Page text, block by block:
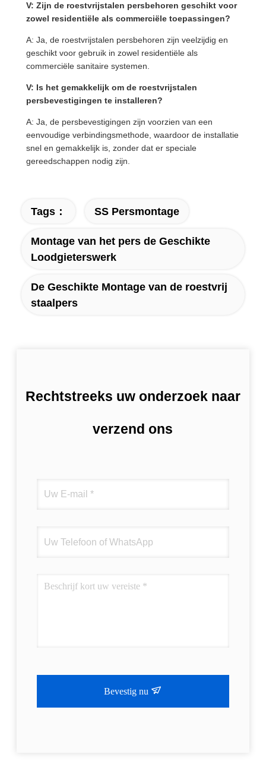
V: Zijn de roestvrijstalen persbehoren geschikt voor
zowel residentiële als commerciële toepassingen?
A: Ja, de roestvrijstalen persbehoren zijn veelzijdig en
geschikt voor gebruik in zowel residentiële als
commerciële sanitaire systemen.
V: Is het gemakkelijk om de roestvrijstalen
persbevestigingen te installeren?
A: Ja, de persbevestigingen zijn voorzien van een
eenvoudige verbindingsmethode, waardoor de installatie
snel en gemakkelijk is, zonder dat er speciale
gereedschappen nodig zijn.
Tags： SS Persmontage
Montage van het pers de Geschikte
Loodgieterswerk
De Geschikte Montage van de roestvrij
staalpers
Rechtstreeks uw onderzoek naar
verzend ons
Bevestig nu